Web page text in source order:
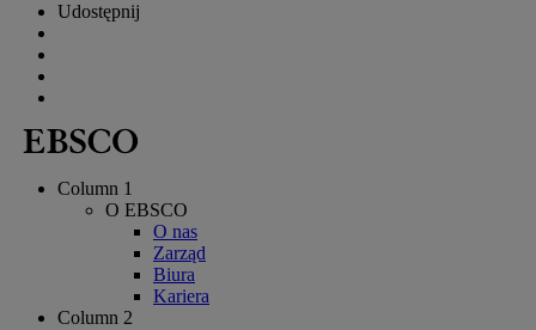
Udostępnij
Column 1
O EBSCO
O nas
Zarząd
Biura
Kariera
Column 2